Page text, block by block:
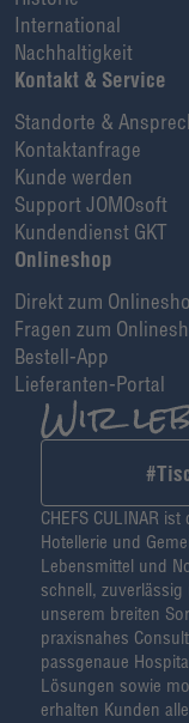
International
Nachhaltigkeit
Kontakt & Service
Standorte &
Kontaktanfrage
Kunde werden
Support JOMOsoft
Kundendienst GKT
Onlineshop
Direkt zum
Fragen zum
Bestell-App
Lieferanten-Portal
CHEFS CULINAR
Hotellerie und
Lebensmittel und
schnell,
unserem breiten
praxisnahes
passgenaue
Lösungen sowie
erhalten Kunden